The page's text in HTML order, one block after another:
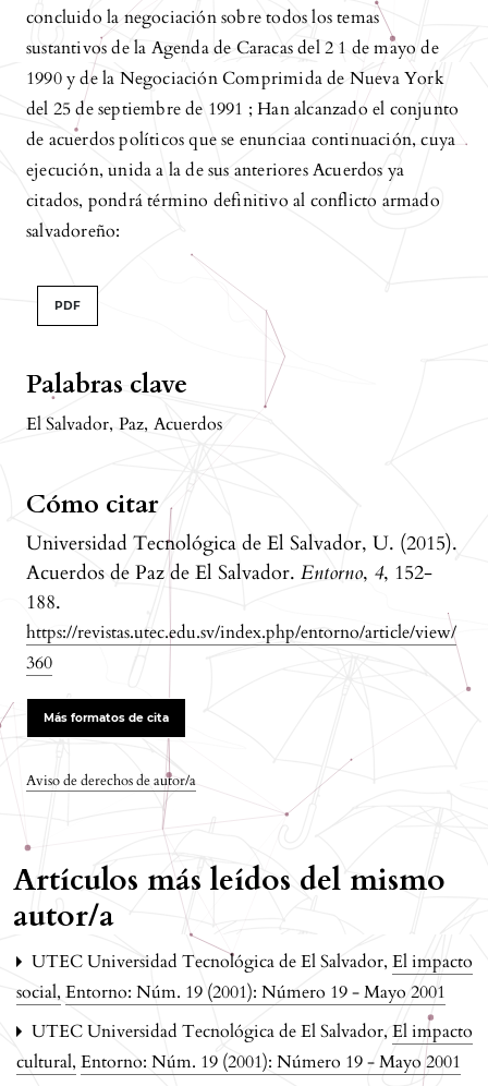
Palabras clave
El Salvador, Paz, Acuerdos
Aviso de derechos de autor/a
Cómo citar
Universidad Tecnológica de El Salvador, U. (2015).
Acuerdos de Paz de El Salvador. Entorno, 4, 152-
188.
https://revistas.utec.edu.sv/index.php/entorno/article/view/
360
Más formatos de cita
concluido la negociación sobre todos los temas
sustantivos de la Agenda de Caracas del 2 1 de mayo de
1990 y de la Negociación Comprimida de Nueva York
del 25 de septiembre de 1991 ; Han alcanzado el conjunto
de acuerdos políticos que se enunciaa continuación, cuya
ejecución, unida a la de sus anteriores Acuerdos ya
citados, pondrá término definitivo al conflicto armado
salvadoreño:
PDF
Artículos más leídos del mismo
autor/a
UTEC Universidad Tecnológica de El Salvador, El impacto
social, Entorno: Núm. 19 (2001): Número 19 - Mayo 2001
UTEC Universidad Tecnológica de El Salvador, El impacto
cultural, Entorno: Núm. 19 (2001): Número 19 - Mayo 2001